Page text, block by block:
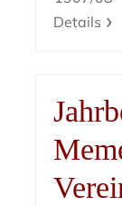
Details